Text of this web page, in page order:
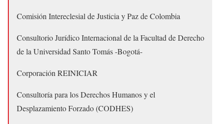
Comisión Intereclesial de Justicia y Paz de Colombia
Consultorio Jurídico Internacional de la Facultad de Derecho
de la Universidad Santo Tomás -Bogotá-
Corporación REINICIAR
Consultoría para los Derechos Humanos y el
Desplazamiento Forzado (CODHES)